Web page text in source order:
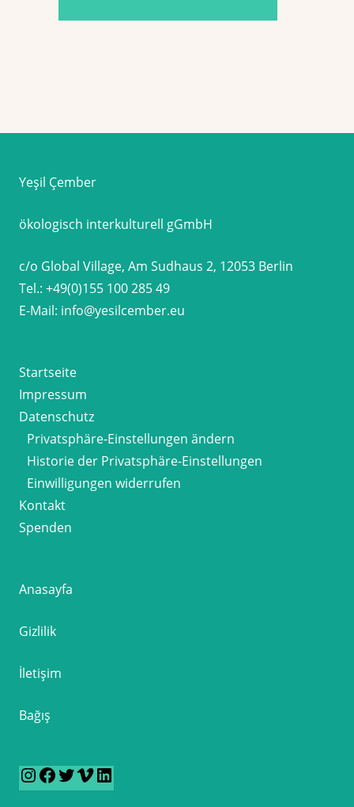
Yeşil Çember
ökologisch interkulturell gGmbH
c/o Global Village, Am Sudhaus 2, 12053 Berlin
Tel.: +49(0)155 100 285 49
E-Mail: info@yesilcember.eu
Startseite
Impressum
Datenschutz
Privatsphäre-Einstellungen ändern
Historie der Privatsphäre-Einstellungen
Einwilligungen widerrufen
Kontakt
Spenden
Anasayfa
Gizlilik
İletişim
Bağış